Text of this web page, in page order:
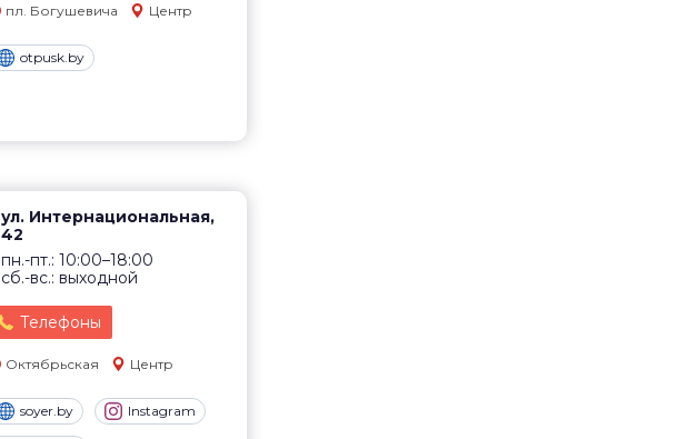
пл. Богушевича Центр
otpusk.by
ул. Интернациональная,
42
пн.-пт.: 10:00–18:00
сб.-вс.: выходной
Телефоны
Октябрьская Центр
soyer.by Instagram